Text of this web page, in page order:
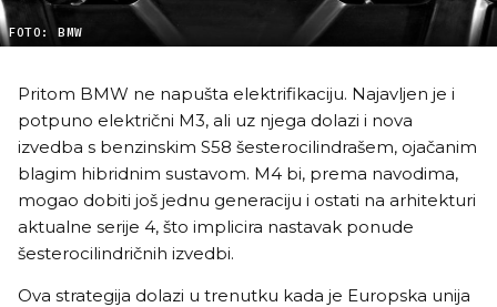
FOTO: BMW
Pritom BMW ne napušta elektrifikaciju. Najavljen je i
potpuno električni M3, ali uz njega dolazi i nova
izvedba s benzinskim S58 šesterocilindrašem, ojačanim
blagim hibridnim sustavom. M4 bi, prema navodima,
mogao dobiti još jednu generaciju i ostati na arhitekturi
aktualne serije 4, što implicira nastavak ponude
šesterocilindričnih izvedbi.
Ova strategija dolazi u trenutku kada je Europska unija